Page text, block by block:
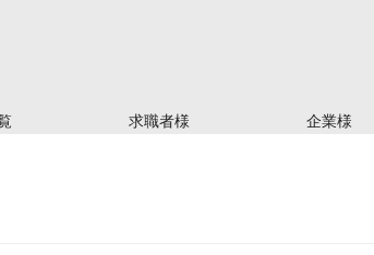
求職者様 企業様